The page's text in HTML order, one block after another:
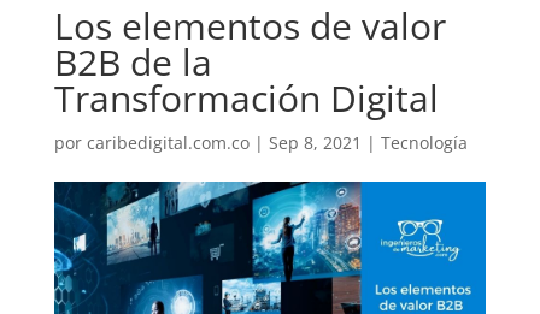
Los elementos de valor
B2B de la
Transformación Digital
por caribedigital.com.co| Sep 8, 2021 | Tecnología